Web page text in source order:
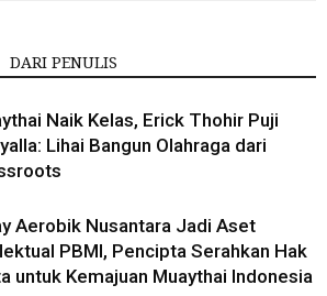
DARI PENULIS
Naik Kelas, Erick Thohir Puji
Lihai Bangun Olahraga dari
Aerobik Nusantara Jadi Aset
PBMI, Pencipta Serahkan Hak
untuk Kemajuan Muaythai Indonesia